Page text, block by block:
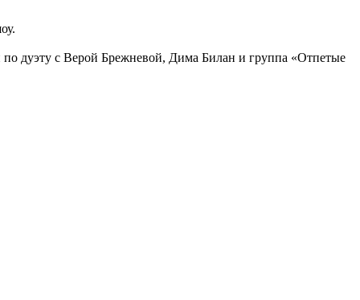
дуэту с Верой Брежневой, Дима Билан и группа «Отпетые